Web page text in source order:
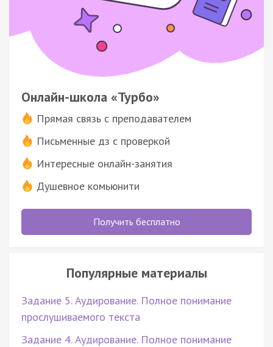
Онлайн-школа «Турбо»
Прямая связь с преподавателем
Письменные дз с проверкой
Интересные онлайн-занятия
Душевное комьюнити
Получить бесплатно
Популярные материалы
Задание 5. Аудирование. Полное понимание
прослушиваемого текста
Задание 4. Аудирование. Полное понимание